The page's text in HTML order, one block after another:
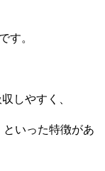
す。
しやすく、
といった特徴があ